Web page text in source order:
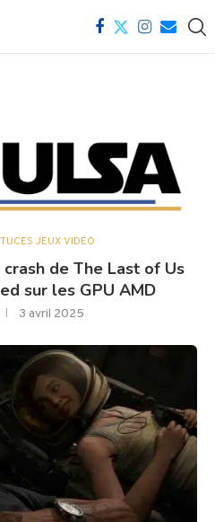
JEUX VIDÉO
de The Last of Us
sur les GPU AMD
3 avril 2025